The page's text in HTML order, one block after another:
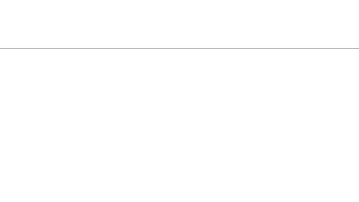
defende de ação